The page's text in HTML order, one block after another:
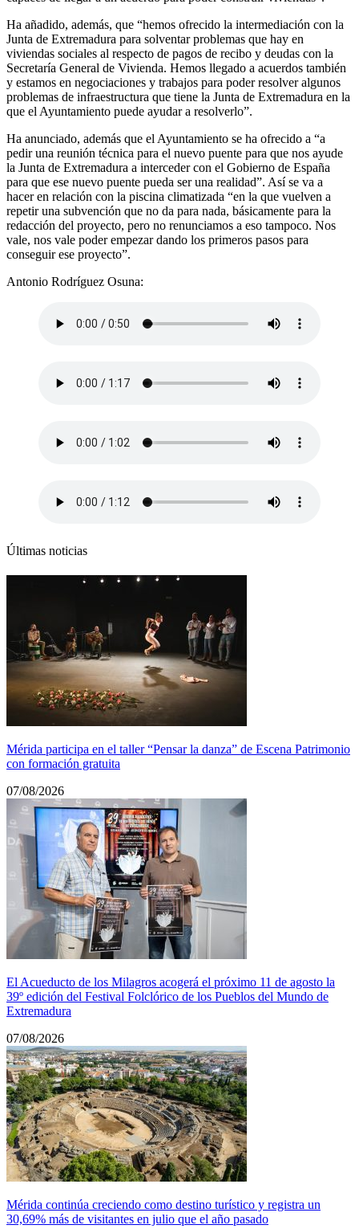
Ha añadido, además, que “hemos ofrecido la intermediación con la
Junta de Extremadura para solventar problemas que hay en
viviendas sociales al respecto de pagos de recibo y deudas con la
Secretaría General de Vivienda. Hemos llegado a acuerdos también
y estamos en negociaciones y trabajos para poder resolver algunos
problemas de infraestructura que tiene la Junta de Extremadura en la
que el Ayuntamiento puede ayudar a resolverlo”.
Ha anunciado, además que el Ayuntamiento se ha ofrecido a “a
pedir una reunión técnica para el nuevo puente para que nos ayude
la Junta de Extremadura a interceder con el Gobierno de España
para que ese nuevo puente pueda ser una realidad”. Así se va a
hacer en relación con la piscina climatizada “en la que vuelven a
repetir una subvención que no da para nada, básicamente para la
redacción del proyecto, pero no renunciamos a eso tampoco. Nos
vale, nos vale poder empezar dando los primeros pasos para
conseguir ese proyecto”.
Antonio Rodríguez Osuna:
Últimas noticias
Mérida participa en el taller “Pensar la danza” de Escena Patrimonio
con formación gratuita
07/08/2026
El Acueducto de los Milagros acogerá el próximo 11 de agosto la
39º edición del Festival Folclórico de los Pueblos del Mundo de
Extremadura
07/08/2026
Mérida continúa creciendo como destino turístico y registra un
30,69% más de visitantes en julio que el año pasado